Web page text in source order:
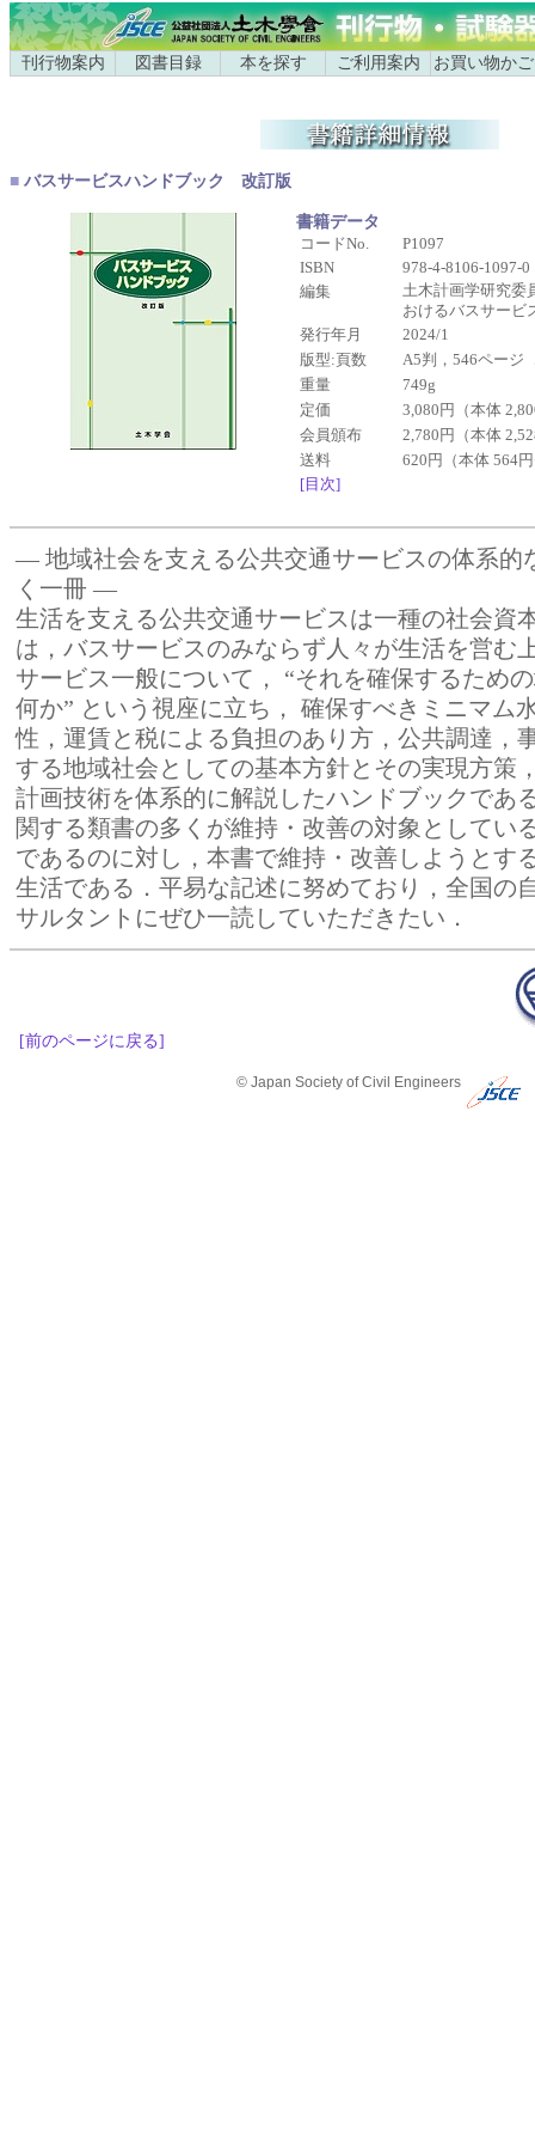
刊行物案内 図書目録 本を探す ご利用案内 お買い物かご
■ バスサービスハンドブック 改訂版
書籍データ
コードNo.
P1097
ISBN
978-4-8106-1097-0
編集
土木計画学研究委
おけるバスサービ
発行年月
2024/1
版型:頁数
A5判，546ページ
重量
749g
定価
3,080円（本体
会員頒布
2,780円（本体
送料
620円（本体 564
[目次]
― 地域社会を支える公共交通サービスの体系的
く一冊 ―
生活を支える公共交通サービスは一種の社会資
は，バスサービスのみならず人々が生活を営む
サービス一般について， “それを確保するため
何か” という視座に立ち， 確保すべきミニマム
性，運賃と税による負担のあり方，公共調達，
する地域社会としての基本方針とその実現方策
計画技術を体系的に解説したハンドブックであ
関する類書の多くが維持・改善の対象としてい
であるのに対し，本書で維持・改善しようとす
生活である．平易な記述に努めており，全国の
サルタントにぜひ一読していただきたい．
[前のページに戻る]
© Japan Society of Civil Engineers